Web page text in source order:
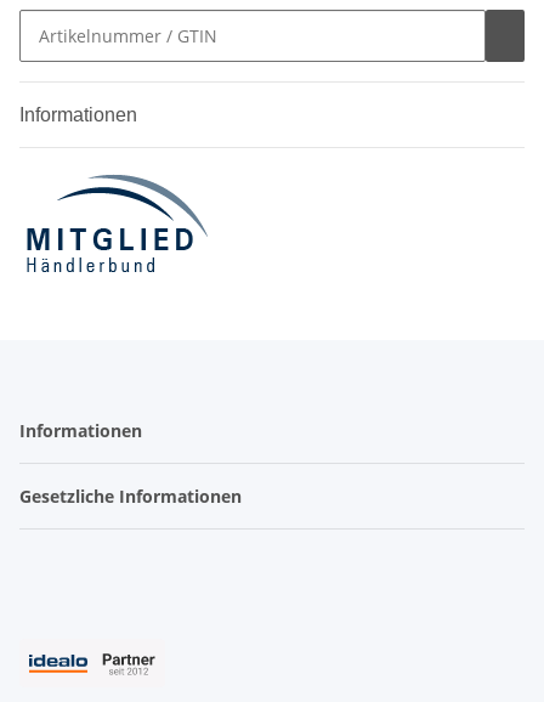
Informationen
Informationen
Gesetzliche Informationen